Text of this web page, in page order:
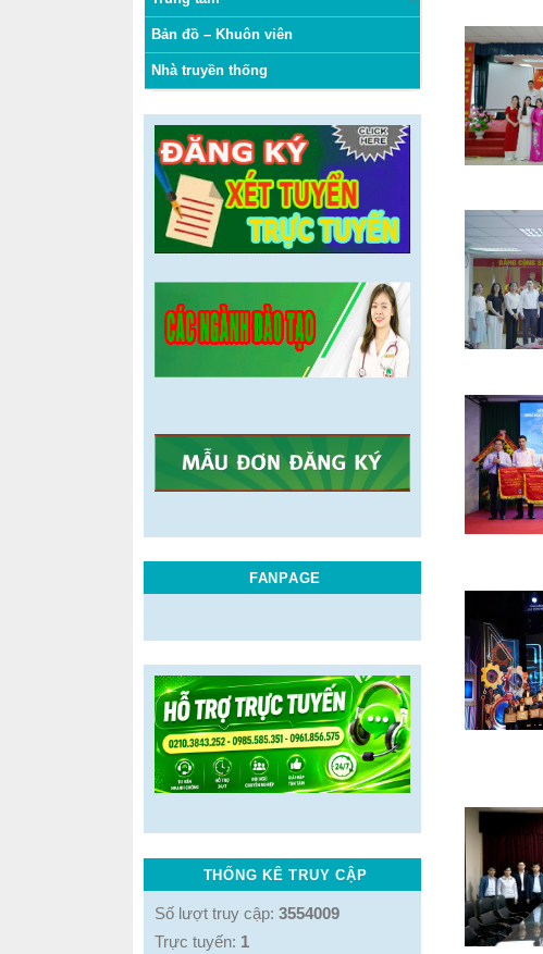
Bản đồ – Khuôn viên
Nhà truyền thống
FANPAGE
THỐNG KÊ TRUY CẬP
Số lượt truy cập: 3554009
Trực tuyến: 1